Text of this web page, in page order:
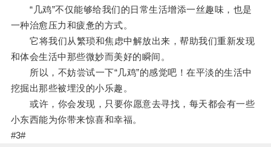
“几鸡”不仅能够给我们的日常生活增添一丝趣味，也是
一种治愈压力和疲惫的方式。
它将我们从繁琐和焦虑中解放出来，帮助我们重新发现
和体会生活中那些微妙而美好的瞬间。
所以，不妨尝试一下“几鸡”的感觉吧！在平淡的生活中
挖掘出那些被埋没的小乐趣。
或许，你会发现，只要你愿意去寻找，每天都会有一些
小东西能为你带来惊喜和幸福。
#3#